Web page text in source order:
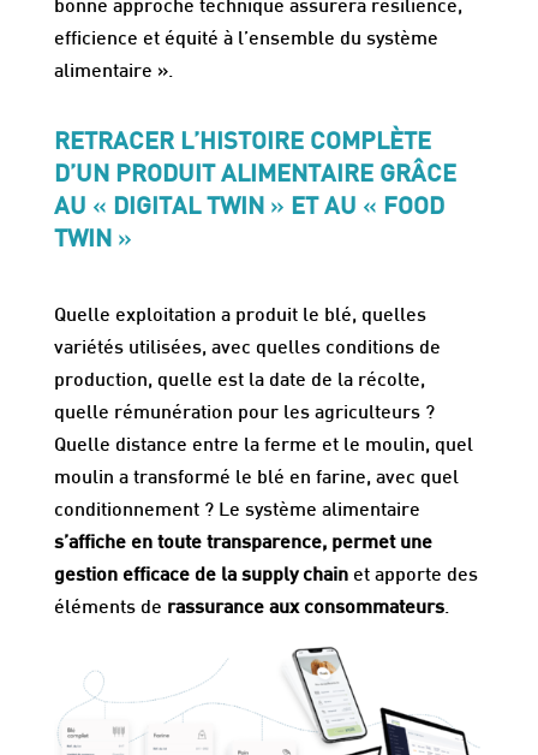
bonne approche technique assurera résilience,
efficience et équité à l’ensemble du système
alimentaire ».
RETRACER L’HISTOIRE COMPLÈTE
D’UN PRODUIT ALIMENTAIRE GRÂCE
AU « DIGITAL TWIN » ET AU « FOOD
TWIN »
Quelle exploitation a produit le blé, quelles
variétés utilisées, avec quelles conditions de
production, quelle est la date de la récolte,
quelle rémunération pour les agriculteurs ?
Quelle distance entre la ferme et le moulin, quel
moulin a transformé le blé en farine, avec quel
conditionnement ? Le système alimentaire
s’affiche en toute transparence, permet une
gestion efficace de la supply chain et apporte des
éléments de rassurance aux consommateurs.